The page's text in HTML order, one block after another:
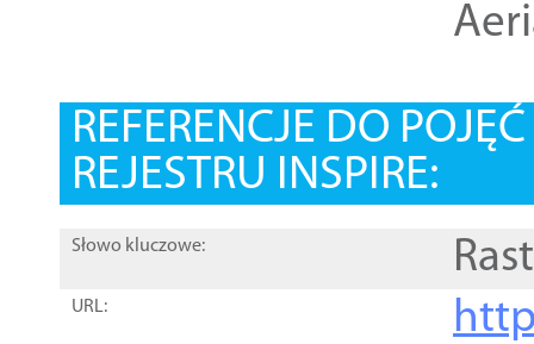
REFERENCJE DO
REJESTRU INSPIRE:
Słowo kluczowe:
URL: